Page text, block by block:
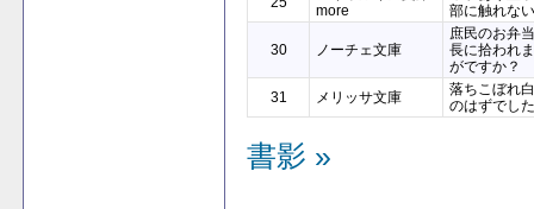
more
部に触れな
30 ノーチェ文庫
庶民のお弁
長に拾われ
がですか？
31
メリッサ文庫
落ちこぼれ
のはずでした
書影 »